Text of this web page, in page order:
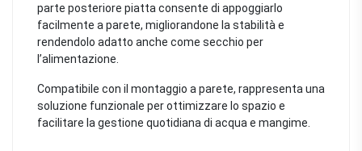
parte posteriore piatta consente di appoggiarlo
facilmente a parete, migliorandone la stabilità e
rendendolo adatto anche come secchio per
l’alimentazione.
Compatibile con il montaggio a parete, rappresenta una
soluzione funzionale per ottimizzare lo spazio e
facilitare la gestione quotidiana di acqua e mangime.